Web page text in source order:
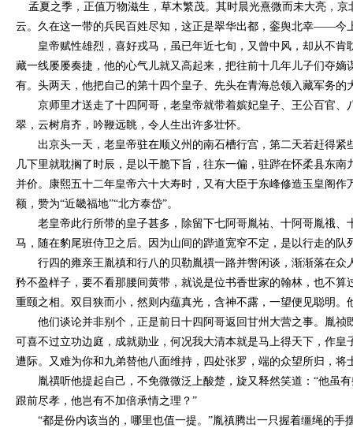
孟夏之季，正值万物滋生，草木繁茂。其时晨光熹微而未大亮，
云。久在这一带的兵民百姓尽知，这正是翠华出都，銮舆北幸——今上
皇帝赋性雄烈，喜好戎马，虽已年近七旬，又曾中风，却从不
藏一线屡屡奏捷，他的心气儿就又高起来，把往前十几年儿子们夺
有。头两天，他把自己的第十四个皇子、先头在青海总领入藏军务
京师里才送走了十四阿哥，老皇帝就带着嫔妃皇子、王公百官
翠，云树肩齐，吟鞭远眺，令人生出许多壮怀。
出京头一天，老皇帝驻在顺义州的南石槽行宫，第二天若赶得
几下里就耽搁了时辰，是以干脆下旨，往东一偏，驻跸在怀柔县东
并价。康熙五十二年皇帝六十大寿时，又有大臣于东峰修造玉皇阁
额，赞为“近畿福地”“北方泰岱”。
老皇帝此行所带的皇子甚多，除留下七阿哥胤祐、十阿哥胤䄉、
马，随在豹尾班侍卫之后。因为山间的跸道宽窄不定，是以行走的
行四的雍亲王胤禛和行八的贝勒胤禩一路并辔闲谈，渐渐落在
矜不盈样子，要不看那腰间黄带，就说是位书香世家的翰林，也不
重颐之相。双目狭而小，然则内蕴真光，含神不露，一望便见聪明
他们谈论并非别个，正是前日十四阿哥返回甘州大营之事。胤
可喜不过立功边庭，成就勋业，何况我大清本就是马上得天下，作
遭际。又难为你和九弟替他八面维持，四处张罗，端的众望所归，
胤禩听他提起自己，不免微微泛上酸楚，旋又释然笑道： “他虽
跟前尽孝，他岂有不加倍承情之理？”
“都是份内该当的，哪里也值一提。”胤禛腾出一只握着缰绳的